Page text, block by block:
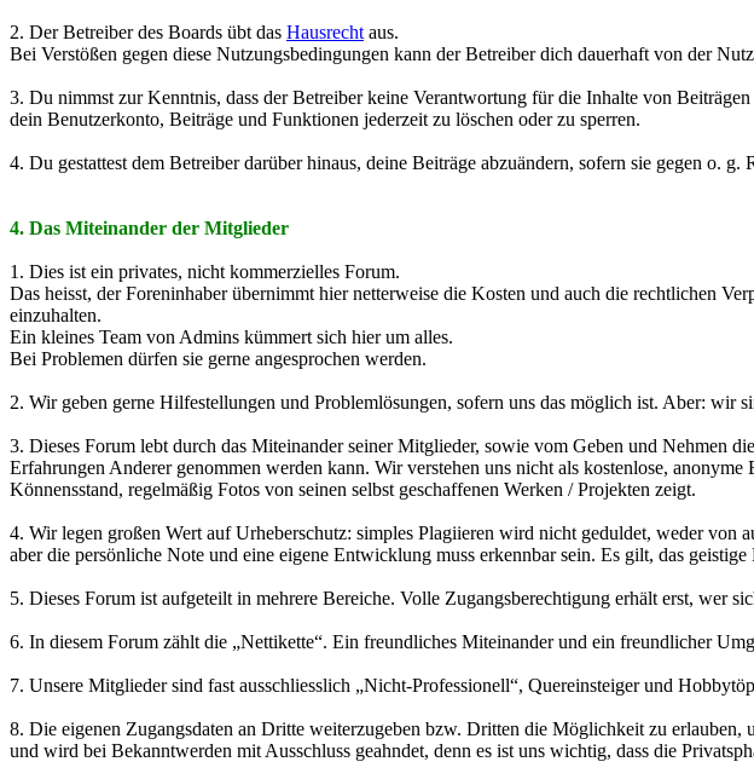
2. Der Betreiber des Boards übt das Hausrecht aus.
Bei Verstößen gegen diese Nutzungsbedingungen kann der Betreiber dich dauerhaft von der
3. Du nimmst zur Kenntnis, dass der Betreiber keine Verantwortung für die Inhalte von
dein Benutzerkonto, Beiträge und Funktionen jederzeit zu löschen oder zu sperren.
4. Du gestattest dem Betreiber darüber hinaus, deine Beiträge abzuändern, sofern sie gegen o.
4. Das Miteinander der Mitglieder
1. Dies ist ein privates, nicht kommerzielles Forum.
Das heisst, der Foreninhaber übernimmt hier netterweise die Kosten und auch die rechtlichen
einzuhalten.
Ein kleines Team von Admins kümmert sich hier um alles.
Bei Problemen dürfen sie gerne angesprochen werden.
2. Wir geben gerne Hilfestellungen und Problemlösungen, sofern uns das möglich ist. Aber:
3. Dieses Forum lebt durch das Miteinander seiner Mitglieder, sowie vom Geben und Nehmen
Erfahrungen Anderer genommen werden kann. Wir verstehen uns nicht als kostenlose,
Könnensstand, regelmäßig Fotos von seinen selbst geschaffenen Werken / Projekten zeigt.
4. Wir legen großen Wert auf Urheberschutz: simples Plagiieren wird nicht geduldet, weder von
aber die persönliche Note und eine eigene Entwicklung muss erkennbar sein. Es gilt, das
5. Dieses Forum ist aufgeteilt in mehrere Bereiche. Volle Zugangsberechtigung erhält erst, wer
6. In diesem Forum zählt die „Nettikette“. Ein freundliches Miteinander und ein freundlicher
7. Unsere Mitglieder sind fast ausschliesslich „Nicht-Professionell“, Quereinsteiger und
8. Die eigenen Zugangsdaten an Dritte weiterzugeben bzw. Dritten die Möglichkeit zu erlauben,
und wird bei Bekanntwerden mit Ausschluss geahndet, denn es ist uns wichtig, dass die